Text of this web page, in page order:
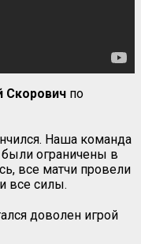
Скорович по
Наша команда
были ограничены в
все матчи провели
все силы.
доволен игрой